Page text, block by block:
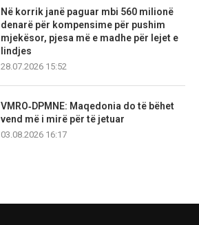
Në korrik janë paguar mbi 560 milionë
denarë për kompensime për pushim
mjekësor, pjesa më e madhe për lejet e
lindjes
28.07.2026 15:52
VMRO‑DPMNE: Maqedonia do të bëhet
vend më i mirë për të jetuar
03.08.2026 16:17